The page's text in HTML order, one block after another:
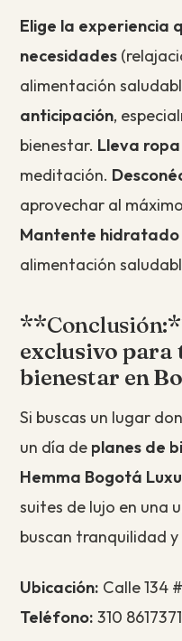
Elige la experiencia
necesidades
alimentación
anticipación,
bienestar. Lleva
meditación.
aprovechar al
Mantente hidratado
alimentación
exclusivo para
bienestar en
Si buscas un lugar
un día de planes de
Hemma Bogotá
suites de lujo en una
buscan tranquilidad
Ubicación: Calle 134
Teléfono: 310 8617371